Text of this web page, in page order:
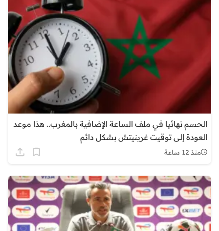
الحسم نهائيا في ملف الساعة الإضافية بالمغرب.. هذا موعد
العودة إلى توقيت غرينيتش بشكل دائم
منذ 12 ساعة